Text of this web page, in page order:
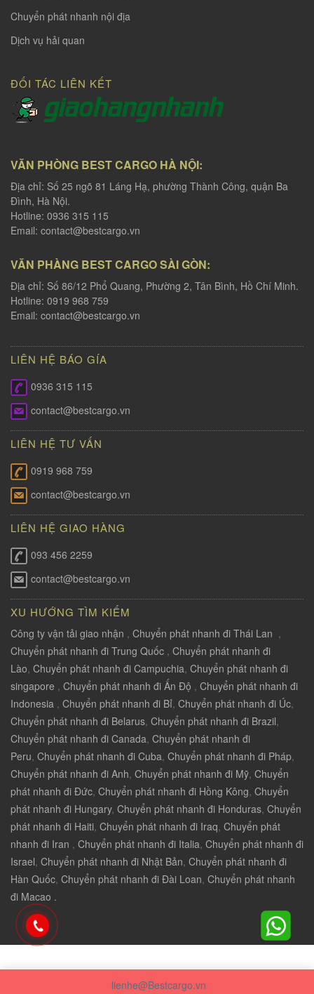
Chuyển phát nhanh nội địa
Dịch vụ hải quan
ĐỐI TÁC LIÊN KẾT
VĂN PHÒNG BEST CARGO HÀ NỘI:
Địa chỉ: Số 25 ngõ 81 Láng Hạ, phường Thành Công, quận Ba
Đình, Hà Nội.
Hotline: 0936 315 115
Email: contact@bestcargo.vn
VĂN PHÀNG BEST CARGO SÀI GÒN:
Địa chỉ: Số 86/12 Phổ Quang, Phường 2, Tân Bình, Hồ Chí Minh.
Hotline: 0919 968 759
Email: contact@bestcargo.vn
LIÊN HỆ BÁO GÍA
0936 315 115
contact@bestcargo.vn
LIÊN HỆ TƯ VẤN
0919 968 759
contact@bestcargo.vn
LIÊN HỆ GIAO HÀNG
093 456 2259
contact@bestcargo.vn
XU HƯỚNG TÌM KIẾM
Công ty vận tải giao nhận , Chuyển phát nhanh đi Thái Lan ,
Chuyển phát nhanh đi Trung Quốc , Chuyển phát nhanh đi
Lào, Chuyển phát nhanh đi Campuchia, Chuyển phát nhanh đi
singapore , Chuyển phát nhanh đi Ấn Độ , Chuyển phát nhanh đi
Indonesia , Chuyển phát nhanh đi Bỉ, Chuyển phát nhanh đi Úc,
Chuyển phát nhanh đi Belarus, Chuyển phát nhanh đi Brazil,
Chuyển phát nhanh đi Canada, Chuyển phát nhanh đi
Peru, Chuyển phát nhanh đi Cuba, Chuyển phát nhanh đi Pháp,
Chuyển phát nhanh đi Anh, Chuyển phát nhanh đi Mỹ, Chuyển
phát nhanh đi Đức, Chuyển phát nhanh đi Hồng Kông, Chuyển
phát nhanh đi Hungary, Chuyển phát nhanh đi Honduras, Chuyển
phát nhanh đi Haiti, Chuyển phát nhanh đi Iraq, Chuyển phát
nhanh đi Iran , Chuyển phát nhanh đi Italia, Chuyển phát nhanh đi
Israel, Chuyển phát nhanh đi Nhật Bản, Chuyển phát nhanh đi
Hàn Quốc, Chuyển phát nhanh đi Đài Loan, Chuyển phát nhanh
đi Macao .
lienhe@Bestcargo.vn